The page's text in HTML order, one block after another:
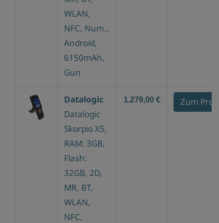
WLAN,
NFC, Num.,
Android,
6150mAh,
Gun
Datalogic
Datalogic
Skorpio X5,
RAM: 3GB,
Flash:
32GB, 2D,
MR, BT,
WLAN,
NFC,
1.279,00 € Zum